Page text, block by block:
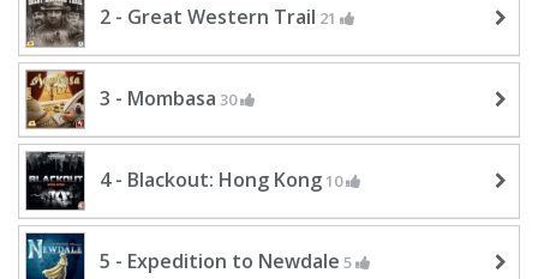
2 - Great Western Trail 21
3 - Mombasa 30
4 - Blackout: Hong Kong 10
5 - Expedition to Newdale 5